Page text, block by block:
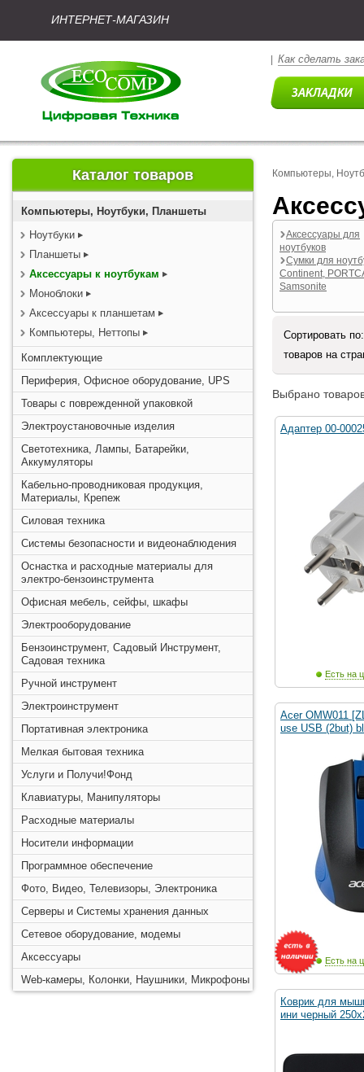
ИНТЕРНЕТ-МАГАЗИН
Как сделать
Каталог товаров
Компьютеры, Ноутбуки, Планшеты
Ноутбуки
Планшеты
Аксессуары к ноутбукам
Моноблоки
Аксессуары к планшетам
Компьютеры, Неттопы
Комплектующие
Периферия, Офисное оборудование, UPS
Товары с поврежденной упаковкой
Электроустановочные изделия
Светотехника, Лампы, Батарейки,
Аккумуляторы
Кабельно-проводниковая продукция,
Материалы, Крепеж
Силовая техника
Системы безопасности и видеонаблюдения
Оснастка и расходные материалы для
электро-бензоинструмента
Офисная мебель, сейфы, шкафы
Электрооборудование
Бензоинструмент, Садовый Инструмент,
Садовая техника
Ручной инструмент
Электроинструмент
Портативная электроника
Мелкая бытовая техника
Услуги и Получи!Фонд
Клавиатуры, Манипуляторы
Расходные материалы
Носители информации
Программное обеспечение
Фото, Видео, Телевизоры, Электроника
Серверы и Системы хранения данных
Сетевое оборудование, модемы
Аксессуары
Web-камеры, Колонки, Наушники, Микрофоны
Компьютеры,
Аксессуары для
ноутбуков
Сумки для
Continent,
Samsonite
Сортировать
товаров на
Выбрано
Адаптер 00-
Есть на
Acer OMW011
use USB (2but)
Есть на
Коврик для
ини черный